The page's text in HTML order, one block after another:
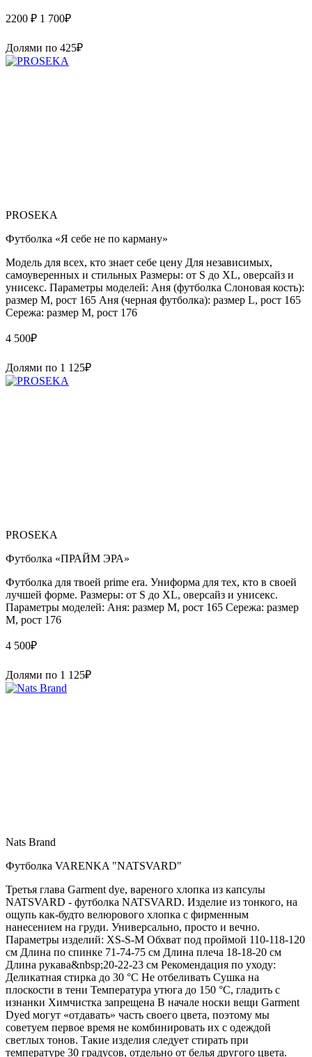
2200 ₽ 1 700₽
Долями по 425₽
PROSEKA
Футболка «Я себе не по карману»
Модель для всех, кто знает себе цену Для независимых,
самоуверенных и стильных Размеры: от S до XL, оверсайз и
унисекс. Параметры моделей: Аня (футболка Слоновая кость):
размер М, рост 165 Аня (черная футболка): размер L, рост 165
Сережа: размер M, рост 176
4 500₽
Долями по 1 125₽
PROSEKA
Футболка «ПРАЙМ ЭРА»
Футболка для твоей prime era. Униформа для тех, кто в своей
лучшей форме. Размеры: от S до XL, оверсайз и унисекс.
Параметры моделей: Аня: размер М, рост 165 Сережа: размер
M, рост 176
4 500₽
Долями по 1 125₽
Nats Brand
Футболка VARENKA "NATSVARD"
Третья глава Garment dye, вареного хлопка из капсулы
NATSVARD - футболка NATSVARD. Изделие из тонкого, на
ощупь как-будто велюрового хлопка с фирменным
нанесением на груди. Универсально, просто и вечно.
Параметры изделий: XS-S-M Обхват под проймой 110-118-120
см Длина по спинке 71-74-75 см Длина плеча 18-18-20 см
Длина рукава&nbsp;20-22-23 см Рекомендация по уходу:
Деликатная стирка до 30 °C Не отбеливать Сушка на
плоскости в тени Температура утюга до 150 °C, гладить с
изнанки Химчистка запрещена В начале носки вещи Garment
Dyed могут «отдавать» часть своего цвета, поэтому мы
советуем первое время не комбинировать их с одеждой
светлых тонов. Такие изделия следует стирать при
температуре 30 градусов, отдельно от белья другого цвета.